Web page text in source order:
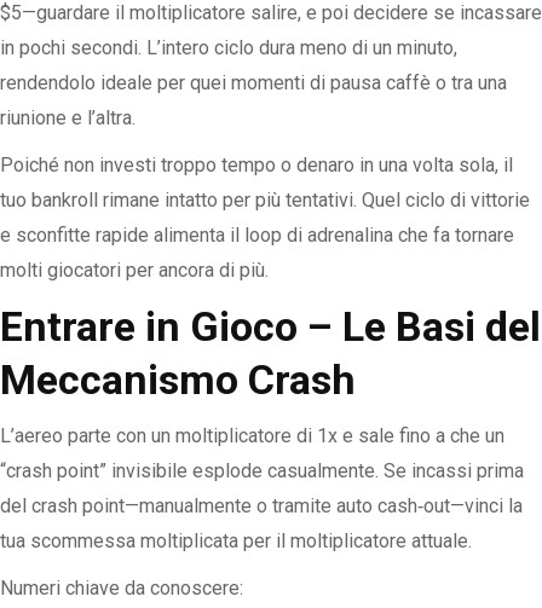
$5—guardare il moltiplicatore salire, e poi decidere se incassare
in pochi secondi. L’intero ciclo dura meno di un minuto,
rendendolo ideale per quei momenti di pausa caffè o tra una
riunione e l’altra.
Poiché non investi troppo tempo o denaro in una volta sola, il
tuo bankroll rimane intatto per più tentativi. Quel ciclo di vittorie
e sconfitte rapide alimenta il loop di adrenalina che fa tornare
molti giocatori per ancora di più.
Entrare in Gioco – Le Basi del
Meccanismo Crash
L’aereo parte con un moltiplicatore di 1x e sale fino a che un
“crash point” invisibile esplode casualmente. Se incassi prima
del crash point—manualmente o tramite auto cash‑out—vinci la
tua scommessa moltiplicata per il moltiplicatore attuale.
Numeri chiave da conoscere: